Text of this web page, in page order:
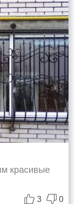
красивые
3 0